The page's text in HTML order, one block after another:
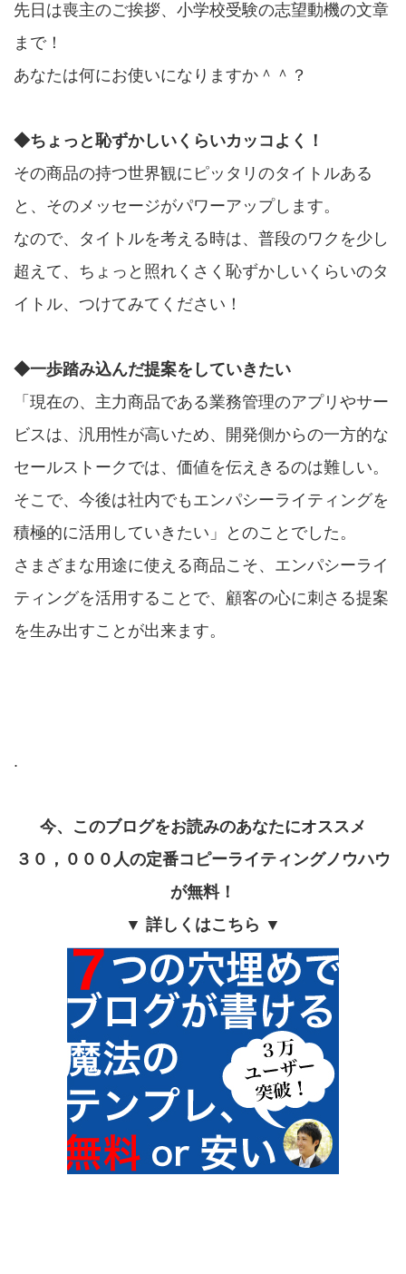
先日は喪主のご挨拶、小学校受験の志望動機の文章
まで！
あなたは何にお使いになりますか＾＾？
◆ちょっと恥ずかしいくらいカッコよく！
その商品の持つ世界観にピッタリのタイトルある
と、そのメッセージがパワーアップします。
なので、タイトルを考える時は、普段のワクを少し
超えて、ちょっと照れくさく恥ずかしいくらいのタ
イトル、つけてみてください！
◆一歩踏み込んだ提案をしていきたい
「現在の、主力商品である業務管理のアプリやサー
ビスは、汎用性が高いため、開発側からの一方的な
セールストークでは、価値を伝えきるのは難しい。
そこで、今後は社内でもエンパシーライティングを
積極的に活用していきたい」とのことでした。
さまざまな用途に使える商品こそ、エンパシーライ
ティングを活用することで、顧客の心に刺さる提案
を生み出すことが出来ます。
.
今、このブログをお読みのあなたにオススメ
３０，０００人の定番コピーライティングノウハウ
が無料！
▼ 詳しくはこちら ▼